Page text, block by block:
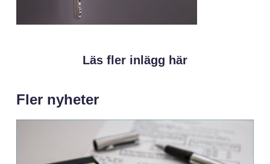
Läs fler inlägg här
Fler nyheter